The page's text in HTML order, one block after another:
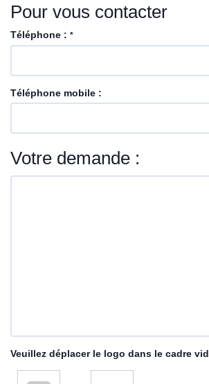
Pour vous contacter
Téléphone : *
Téléphone mobile :
Votre demande :
Veuillez déplacer le logo dans le cadre